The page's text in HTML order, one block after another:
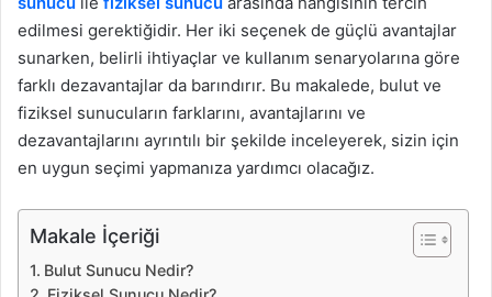
edilmesi gerektiğidir. Her iki seçenek de güçlü avantajlar
sunarken, belirli ihtiyaçlar ve kullanım senaryolarına göre
farklı dezavantajlar da barındırır. Bu makalede, bulut ve
fiziksel sunucuların farklarını, avantajlarını ve
dezavantajlarını ayrıntılı bir şekilde inceleyerek, sizin için
en uygun seçimi yapmanıza yardımcı olacağız.
Makale İçeriği
Bulut Sunucu Nedir?